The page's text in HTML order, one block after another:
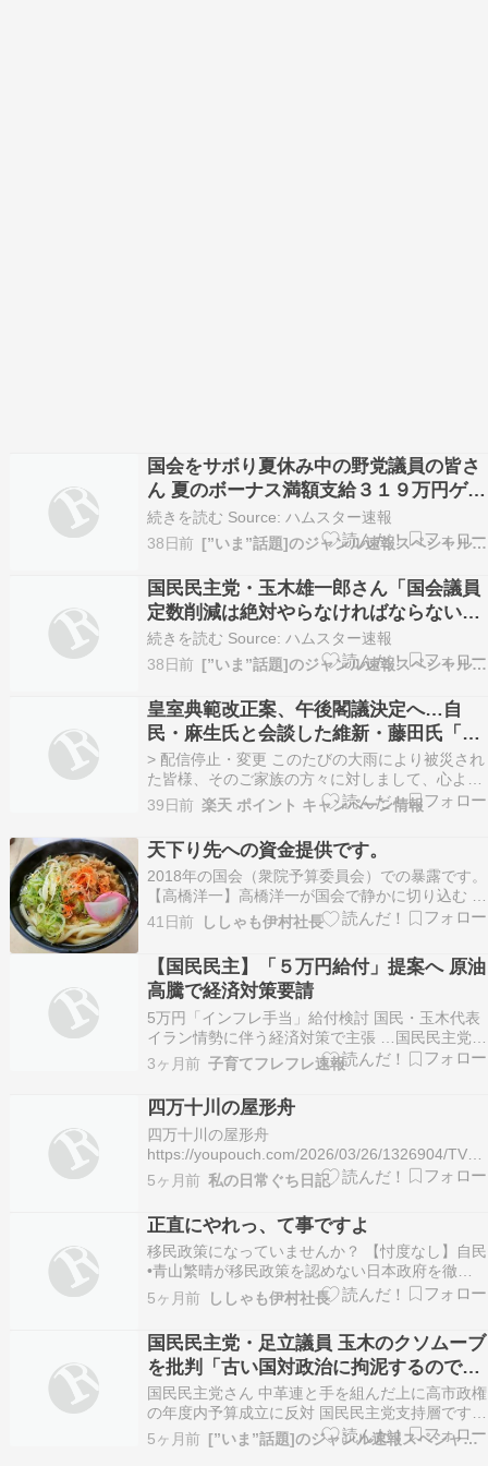
国会をサボり夏休み中の野党議員の皆さ
ん 夏のボーナス満額支給３１９万円ゲッ
ト 玉木雄一郎さんはワールドカップ観戦
を楽しんだことを有権者にアピールし炎
続きを読む Source: ハムスター速報
38日前
[”いま”話題]のジャンル速報スペシャルまとめ
国民民主党・玉木雄一郎さん「国会議員
定数削減は絶対やらなければならない！
その一丁目一番地が比例定数８０削減
だ！」高市政権案より過激派だった
続きを読む Source: ハムスター速報
38日前
[”いま”話題]のジャンル速報スペシャルまとめ
皇室典範改正案、午後閣議決定へ…自
民・麻生氏と会談した維新・藤田氏「苦
渋の決断だが大義を優先」【夕刊
Infoseekニュース】
> 配信停止・変更 このたびの大雨により被災され
た皆様、そのご家族の方々に対しまして、心より
お見舞い申し上げますとともに、一日も早い復旧
復興をお祈りいたします。 --> 皇室典範改正案、
午後閣議決定へ…自民・麻生氏と会談した維新・
藤田氏「苦渋の決断だが大義を優先」 山口地検支
部…
39日前 楽天 ポイント キャンペーン情報
天下り先への資金提供です。
2018年の国会（衆院予算委員会）での暴露です。
【高橋洋一】高橋洋一が国会で静かに切り込む #
高橋洋一 #shorts#高橋洋一 #榛葉幹事長 #国民民
主党 #玉木雄一郎 #井川意高 #河村たかし #国会 #
原口一博 #三橋貴明 #減税日本 #ゆうこく連合 #
ひろゆき ＃浜田…
41日前 ししゃも伊村社長
【国民民主】「５万円給付」提案へ 原油
高騰で経済対策要請
5万円「インフレ手当」給付検討 国民・玉木代表
イラン情勢に伴う経済対策で主張 …国民民主党の
玉木雄一郎代表は28日の会見で、イラン情勢の緊
迫化に伴う党の経済対策として5万円程度の「イ
ンフレ手当」の給付を盛り込むよう検討している
と明らかにしました。 （出典：0:49） （出典 …
3ヶ月前 子育てフレフレ速報
四万十川の屋形舟
四万十川の屋形舟
https://youpouch.com/2026/03/26/1326904/TVア
ニメ『らんま 1/2』の第3期が制作決定。2026年
10月より日本テレビ系にて放送、Netflixにて独占
配信される。「情報戦」に右往左往しない 結局、
暫定予算になりました。 …
5ヶ月前 私の日常ぐち日記
正直にやれっ、て事ですよ
移民政策になっていませんか？ 【忖度なし】自民
•青山繁晴が移民政策を認めない日本政府を徹底
批判する【自民党/参政党/日本保守党】皆さまい
つもご視聴いただきありがとうございます！チャ
ンネル登録・高評価よろしくお願いします！チャ
ンネル継続のため、皆さまの温かいご支援をお願
い申し上げ…
5ヶ月前 ししゃも伊村社長
国民民主党・足立議員 玉木のクソムーブ
を批判「古い国対政治に拘泥するのでは
なく、党是でもある政策本位の観点か
ら、新年度予算案には断固として賛成す
べき」
国民民主党さん 中革連と手を組んだ上に高市政権
の年度内予算成立に反対 国民民主党支持層ですら
ドン引きムーブ
https://hamusoku.com/archives/10975537.html
5ヶ月前 [”いま”話題]のジャンル速報スペシャルまとめ